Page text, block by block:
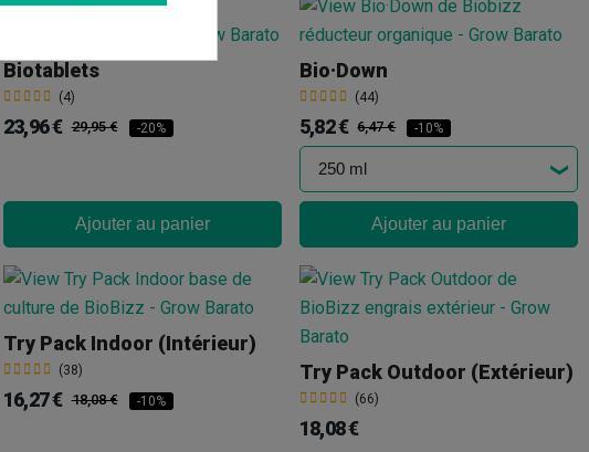
Biotablets
(4)
23,96 € 29,95 € -20%
Ajouter au panier
Bio·Down
(44)
5,82 € 6,47 € -10%
Ajouter au panier
Try Pack Indoor (intérieur)
(38)
16,27 € 18,08 € -10%
Try Pack Outdoor (extérieur)
(66)
18,08 €